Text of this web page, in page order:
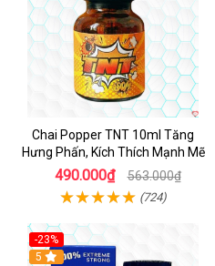
Chai Popper TNT 10ml Tăng
Hưng Phấn, Kích Thích Mạnh Mẽ
490.000₫ 563.000₫
(724)
-23%
5